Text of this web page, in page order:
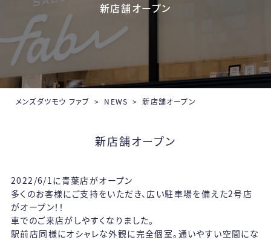
新店舗オープン
メンズダツモウ ファブ > NEWS > 新店舗オープン
新店舗オープン
2022/6/1に青葉店がオープン
多くのお客様にご支持をいただき、広い駐車場を備えた2号店
がオープン！！
車でのご来店がしやすくなりました。
駅前店同様にオシャレな外観に完全個室。通いやすい空間にな